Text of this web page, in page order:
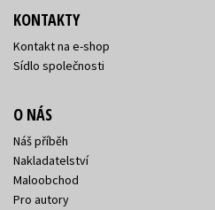
KONTAKTY
Kontakt na e-shop
Sídlo společnosti
O NÁS
Náš příběh
Nakladatelství
Maloobchod
Pro autory